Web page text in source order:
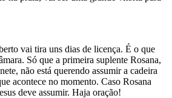
vai tira uns dias de licença. É o que
Só que a primeira suplente Rosana,
não está querendo assumir a cadeira
acontece no momento. Caso Rosana
deve assumir. Haja oração!